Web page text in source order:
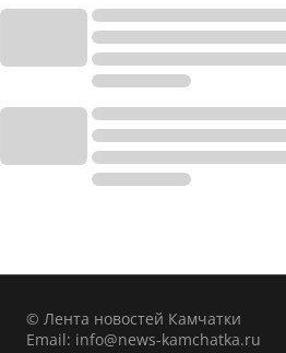
© Лента новостей Камчатки
Email: info@news-kamchatka.ru